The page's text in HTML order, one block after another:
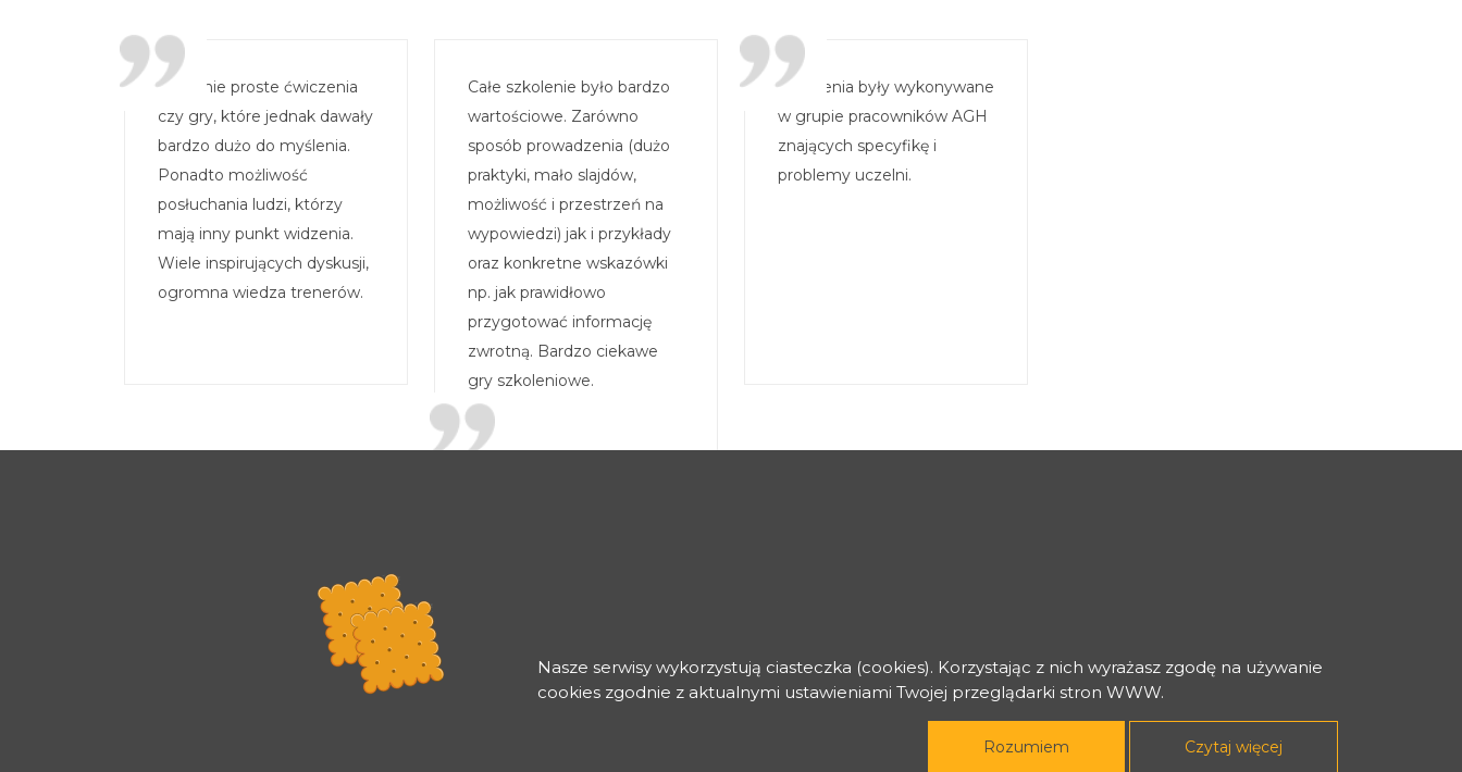
Pozornie proste ćwiczenia
czy gry, które jednak dawały
bardzo dużo do myślenia.
Ponadto możliwość
posłuchania ludzi, którzy
mają inny punkt widzenia.
Wiele inspirujących dyskusji,
ogromna wiedza trenerów.
Całe szkolenie było bardzo
wartościowe. Zarówno
sposób prowadzenia (dużo
praktyki, mało slajdów,
możliwość i przestrzeń na
wypowiedzi) jak i przykłady
oraz konkretne wskazówki
np. jak prawidłowo
przygotować informację
zwrotną. Bardzo ciekawe
gry szkoleniowe.
Ćwiczenia były wykonywane
w grupie pracowników AGH
znających specyfikę i
problemy uczelni.
Nasze serwisy wykorzystują ciasteczka (cookies). Korzystając z nich wyrażasz zgodę na używanie
cookies zgodnie z aktualnymi ustawieniami Twojej przeglądarki stron WWW.
Rozumiem Czytaj więcej